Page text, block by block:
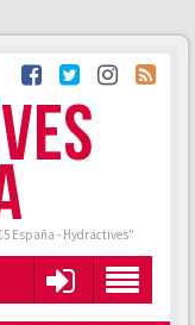
España - Hydractives"